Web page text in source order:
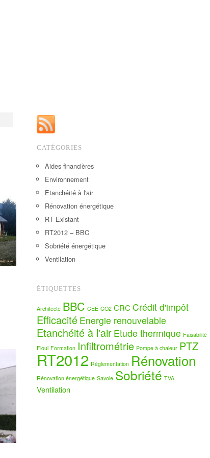
CATÉGORIES
Aides financières
Environnement
Etanchéité à l'air
Rénovation énergétique
RT Existant
RT2012 – BBC
Sobriété énergétique
Ventilation
ÉTIQUETTES
Architecte BBC CEE CO2 CRC Crédit d'impôt
Efficacité Energie renouvelable
Etanchéité à l'air Etude thermique Faisabilité
Fioul Formation Infiltrométrie Pompe à chaleur PTZ
RT2012 Réglementation Rénovation
Rénovation énergétique Savoie Sobriété TVA
Ventilation